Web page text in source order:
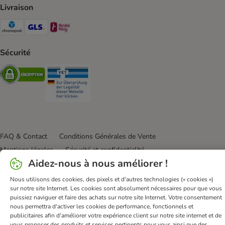
Livraison
Chronopost Shipping Method
GLS Shipping Method
Sécurité
Security
FAQ & Contact
Conditions Générales de Vente
Mentions légales
Sécurité et confidentialité
Dispositions sur l’élimination des déchets
Frais et délai de livraison
Modes de paiement
Renoncer au contrat ici
Programme de fidélité
Application mobile
Programme d'affiliation
Déclaration d'accessibilité
Aidez-nous à nous améliorer !
Nous utilisons des cookies, des pixels et d'autres technologies (« cookies »)
sur notre site Internet. Les cookies sont absolument nécessaires pour que vous
puissiez naviguer et faire des achats sur notre site Internet. Votre consentement
nous permettra d'activer les cookies de performance, fonctionnels et
publicitaires afin d'améliorer votre expérience client sur notre site internet et de